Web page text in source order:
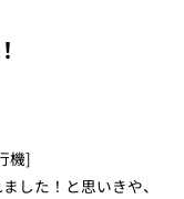
した！と思いきや、